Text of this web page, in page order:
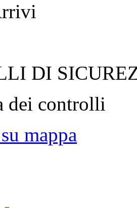
DI
dei controlli
mappa